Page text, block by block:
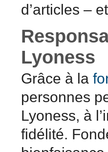
d’articles –
Lyoness
Grâce à la
personnes
Lyoness, à
fidélité.